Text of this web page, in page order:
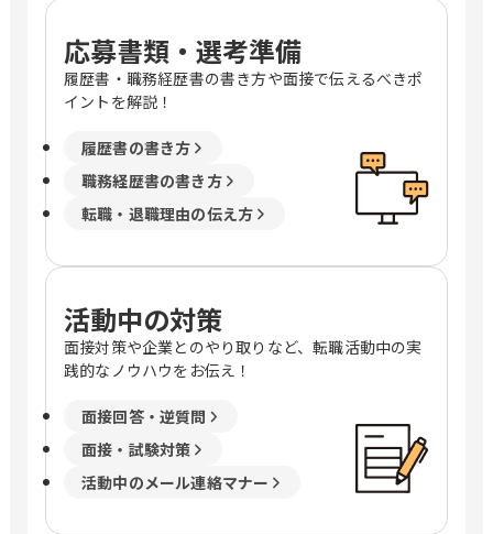
応募書類・選考準備
履歴書・職務経歴書の書き方や面接で伝えるべきポ
イントを解説！
履歴書の書き方
職務経歴書の書き方
転職・退職理由の伝え方
活動中の対策
面接対策や企業とのやり取りなど、転職活動中の実
践的なノウハウをお伝え！
面接回答・逆質問
面接・試験対策
活動中のメール連絡マナー